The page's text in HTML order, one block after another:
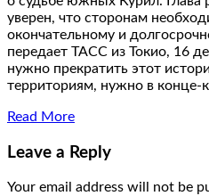
уверен, что сторонам
окончательному и
передает ТАСС из Токио, 16
нужно прекратить этот
территориям, нужно в конце-
Read More
Leave a Reply
Your email address will not be